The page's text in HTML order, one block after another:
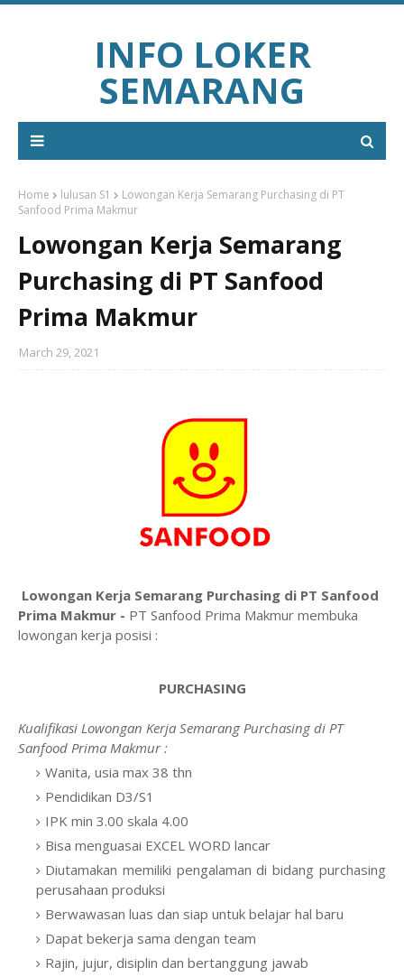
INFO LOKER
SEMARANG
Home lulusan S1
Lowongan Kerja Semarang Purchasing di PT
Sanfood Prima Makmur
Lowongan Kerja Semarang
Purchasing di PT Sanfood
Prima Makmur
March 29, 2021
Lowongan Kerja Semarang Purchasing di PT Sanfood
Prima Makmur - PT Sanfood Prima Makmur membuka
lowongan kerja posisi :
PURCHASING
Kualifikasi Lowongan Kerja Semarang Purchasing di PT
Sanfood Prima Makmur :
Wanita, usia max 38 thn
Pendidikan D3/S1
IPK min 3.00 skala 4.00
Bisa menguasai EXCEL WORD lancar
Diutamakan memiliki pengalaman di bidang purchasing
perusahaan produksi
Berwawasan luas dan siap untuk belajar hal baru
Dapat bekerja sama dengan team
Rajin, jujur, disiplin dan bertanggung jawab